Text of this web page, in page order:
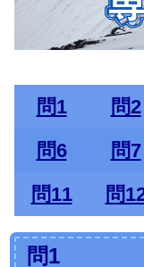
問1 問2
問6
問7
問11
問
問1